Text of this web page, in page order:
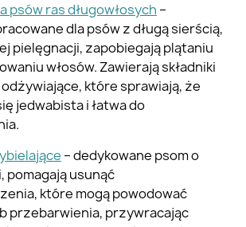
psów ras długowłosych –
dla psów z długą sierścią,
pielęgnacji, zapobiegają plątaniu
włosów. Zawierają składniki
które sprawiają, że
jedwabista i łatwa do
– dedykowane psom o
pomagają usunąć
które mogą powodować
przebarwienia, przywracając